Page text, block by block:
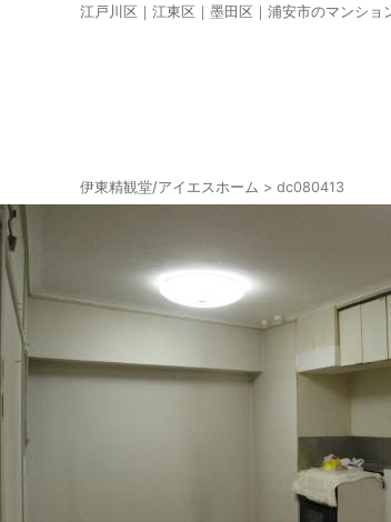
江戸川区｜江東区｜墨田区｜浦安市のマンシ
伊東精観堂/アイエスホーム > dc080413